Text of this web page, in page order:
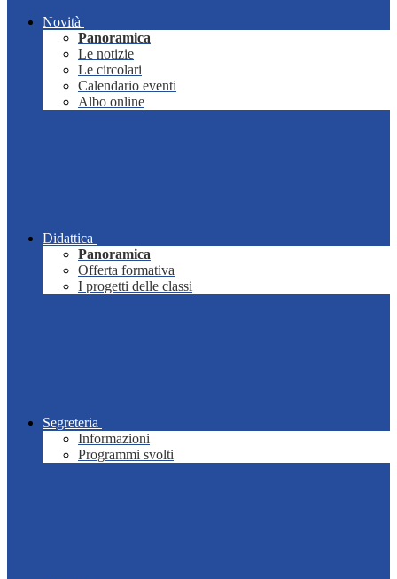
Novità
Panoramica
Le notizie
Le circolari
Calendario eventi
Albo online
Didattica
Panoramica
Offerta formativa
I progetti delle classi
Segreteria
Informazioni
Programmi svolti